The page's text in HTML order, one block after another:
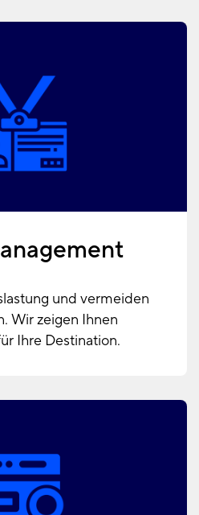
und vermeiden
Wir zeigen Ihnen
Ihre Destination.